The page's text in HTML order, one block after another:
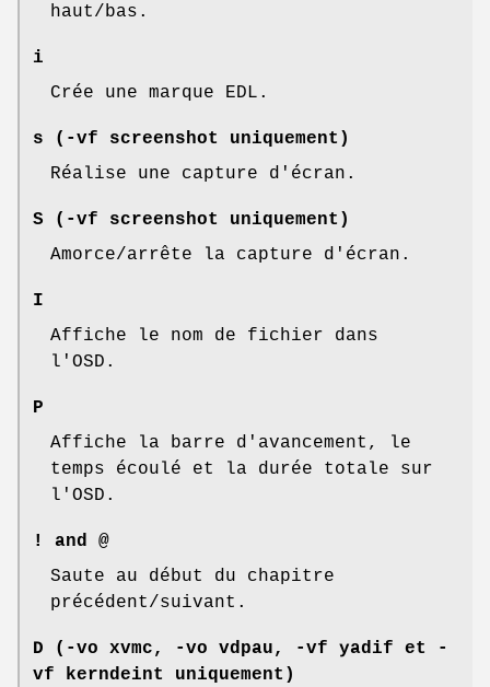
haut/bas.
i
Crée une marque EDL.
s (-vf screenshot uniquement)
Réalise une capture d'écran.
S (-vf screenshot uniquement)
Amorce/arrête la capture d'écran.
I
Affiche le nom de fichier dans
l'OSD.
P
Affiche la barre d'avancement, le
temps écoulé et la durée totale sur
l'OSD.
! and @
Saute au début du chapitre
précédent/suivant.
D (-vo xvmc, -vo vdpau, -vf yadif et -
vf kerndeint uniquement)